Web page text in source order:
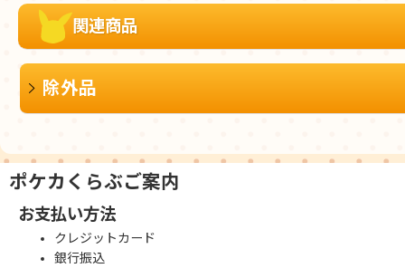
関連商品
除外品
ポケカくらぶご案内
お支払い方法
クレジットカード
銀行振込